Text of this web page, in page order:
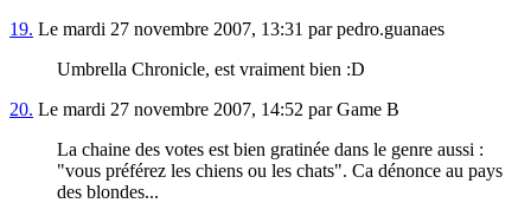
19. Le mardi 27 novembre 2007, 13:31 par pedro.guanaes
Umbrella Chronicle, est vraiment bien :D
20. Le mardi 27 novembre 2007, 14:52 par Game B
La chaine des votes est bien gratinée dans le genre aussi :
"vous préférez les chiens ou les chats". Ca dénonce au pays
des blondes...